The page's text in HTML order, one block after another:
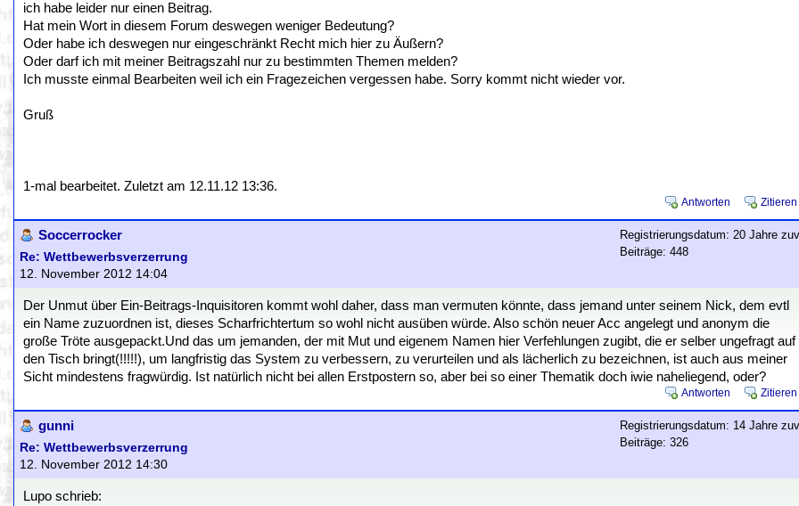
ich habe leider nur einen Beitrag.
Hat mein Wort in diesem Forum deswegen weniger Bedeutung?
Oder habe ich deswegen nur eingeschränkt Recht mich hier zu Äußern?
Oder darf ich mit meiner Beitragszahl nur zu bestimmten Themen melden?
Ich musste einmal Bearbeiten weil ich ein Fragezeichen vergessen habe. Sorry kommt nicht wieder vor.
Gruß
1-mal bearbeitet. Zuletzt am 12.11.12 13:36.
Antworten Zitieren
Soccerrocker
Re: Wettbewerbsverzerrung
12. November 2012 14:04
Registrierungsdatum: 20 Jahre
Beiträge: 448
Der Unmut über Ein-Beitrags-Inquisitoren kommt wohl daher, dass man vermuten könnte, dass jemand unter seinem Nick, dem evtl
ein Name zuzuordnen ist, dieses Scharfrichtertum so wohl nicht ausüben würde. Also schön neuer Acc angelegt und anonym die
große Tröte ausgepackt.Und das um jemanden, der mit Mut und eigenem Namen hier Verfehlungen zugibt, die er selber ungefragt auf
den Tisch bringt(!!!!!), um langfristig das System zu verbessern, zu verurteilen und als lächerlich zu bezeichnen, ist auch aus meiner
Sicht mindestens fragwürdig. Ist natürlich nicht bei allen Erstpostern so, aber bei so einer Thematik doch iwie naheliegend, oder?
Antworten Zitieren
gunni
Re: Wettbewerbsverzerrung
12. November 2012 14:30
Registrierungsdatum: 14 Jahre
Beiträge: 326
Lupo schrieb: